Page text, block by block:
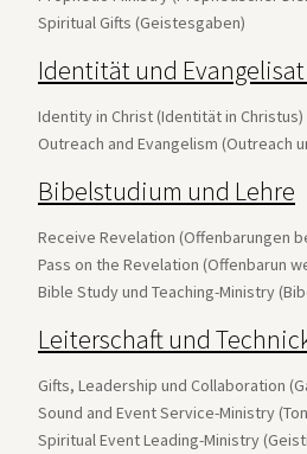
Spiritual Gifts (Geistesgaben)
Identität und
Identity in Christ (Identität in Christus)
Outreach and Evangelism (Outreach
Bibelstudium und Lehre
Receive Revelation (Offenbarungen
Pass on the Revelation (Offenbarun
Bible Study und Teaching-Ministry
Leiterschaft und
Gifts, Leadership und Collaboration
Sound and Event Service-Ministry
Spiritual Event Leading-Ministry